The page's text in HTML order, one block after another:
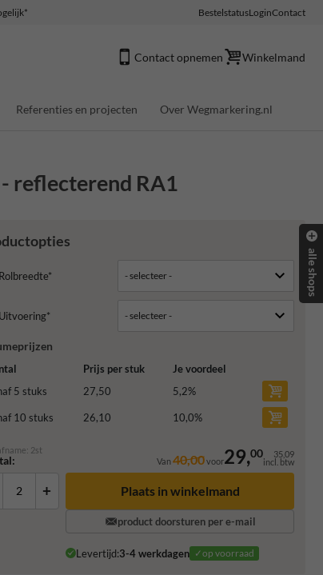
BestelstatusLoginContact
Contact opnemen Winkelmand
Referenties en projecten Over Wegmarkering.nl
reflecterend RA1
Rolbreedte*
Uitvoering*
Prijs per stuk
Je voordeel
5 stuks
27,50 5,2%
10 stuks 26,10 10,0%
2st
Van40,00voor29,00 35,09
incl. btw
+ Plaats in winkelmand
product doorsturen per e-mail
Levertijd:3-4 werkdagen ✓op voorraad
alle shops